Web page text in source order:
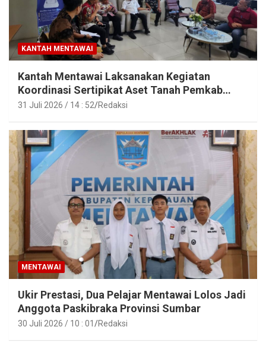
KANTAH MENTAWAI
Kantah Mentawai Laksanakan Kegiatan
Koordinasi Sertipikat Aset Tanah Pemkab
Mentawai
31 Juli 2026 / 14 : 52 Redaksi
MENTAWAI
Ukir Prestasi, Dua Pelajar Mentawai Lolos Jadi
Anggota Paskibraka Provinsi Sumbar
30 Juli 2026 / 10 : 01 Redaksi